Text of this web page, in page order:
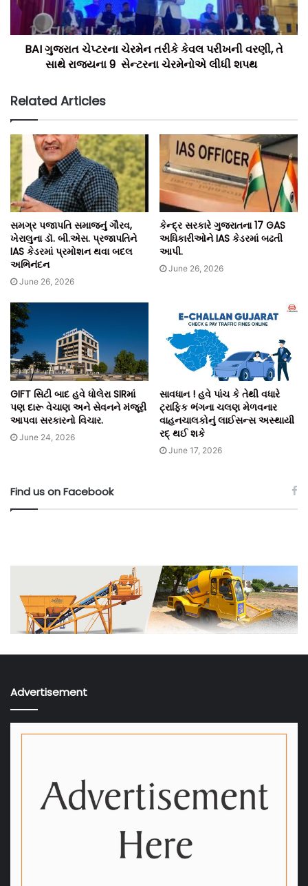
ટીમ બિલ્ટ ઈન્ડિયા.
BAI ગુજરાત ચેપ્ટરના ચેરમેન તરીકે કેવલ પરીખની વરણી, તે
સાથે રાજ્યના 9 સેન્ટરના ચેરમેનોએ લીધી શપથ
Related Articles
સમગ્ર પજાપતિ સમાજનું ગૌરવ,
ખેરાલુના ડૉ. બી.એસ. પ્રજાપતિને
IAS કેડરમાં પ્રમોશન થવા બદલ
અભિનંદન
June 26, 2026
કેન્દ્ર સરકારે ગુજરાતના 17 GAS
અધિકારીઓને IAS કેડરમાં બઢતી
આપી.
June 26, 2026
GIFT સિટી બાદ હવે ધોલેરા SIRમાં
પણ દારૂ વેચાણ અને સેવનને મંજૂરી
આપવા સરકારનો વિચાર.
June 24, 2026
સાવધાન ! હવે પાંચ કે તેથી વધારે
ટ્રાફિક ભંગના ચલણ મેળવનાર
વાહનચાલકોનું લાઈસન્સ અસ્થાયી
રદ્ થઈ શકે
June 17, 2026
Find us on Facebook
Advertisement